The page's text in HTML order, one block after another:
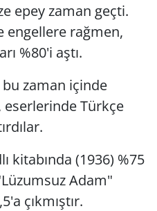
epey zaman geçti.
engellere rağmen,
%80'i aştı.
bu zaman içinde
Türkçe
kitabında (1936) %75
Adam"
çıkmıştır.